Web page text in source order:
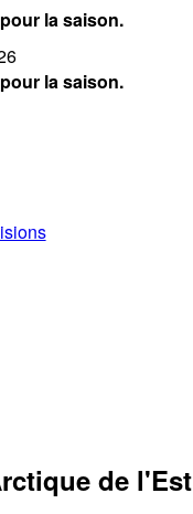
la saison.
la saison.
de l'Est